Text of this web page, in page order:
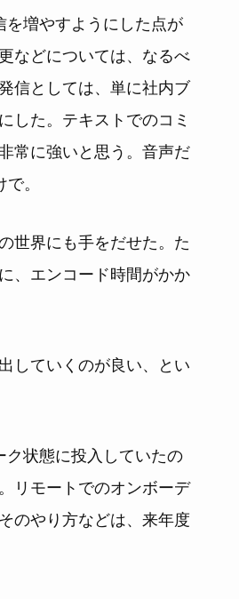
増やすようにした点が
などについては、なるべ
信としては、単に社内ブ
した。テキストでのコミ
常に強いと思う。音声だ
。
世界にも手をだせた。た
、エンコード時間がかか
していくのが良い、とい
状態に投入していたの
リモートでのオンボーデ
のやり方などは、来年度